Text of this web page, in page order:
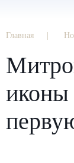
Главная
иконы